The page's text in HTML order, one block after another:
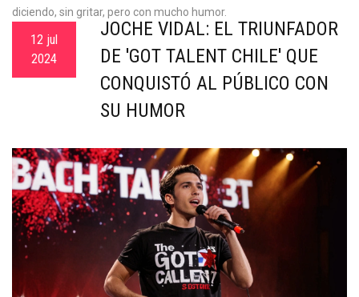
diciendo, sin gritar, pero con mucho humor.
12 jul
2024
JOCHE VIDAL: EL TRIUNFADOR
DE 'GOT TALENT CHILE' QUE
CONQUISTÓ AL PÚBLICO CON
SU HUMOR